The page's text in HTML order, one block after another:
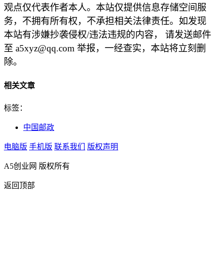
观点仅代表作者本人。本站仅提供信息存储空间服
务，不拥有所有权，不承担相关法律责任。如发现
本站有涉嫌抄袭侵权/违法违规的内容， 请发送邮件
至 a5xyz@qq.com 举报，一经查实，本站将立刻删
除。
相关文章
标签：
中国邮政
电脑版 手机版 联系我们 版权声明
A5创业网 版权所有
返回顶部